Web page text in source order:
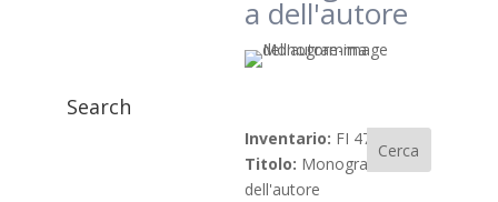
a dell'autore
Inventario: FI 47
Titolo: Monogramma
dell'autore
Search